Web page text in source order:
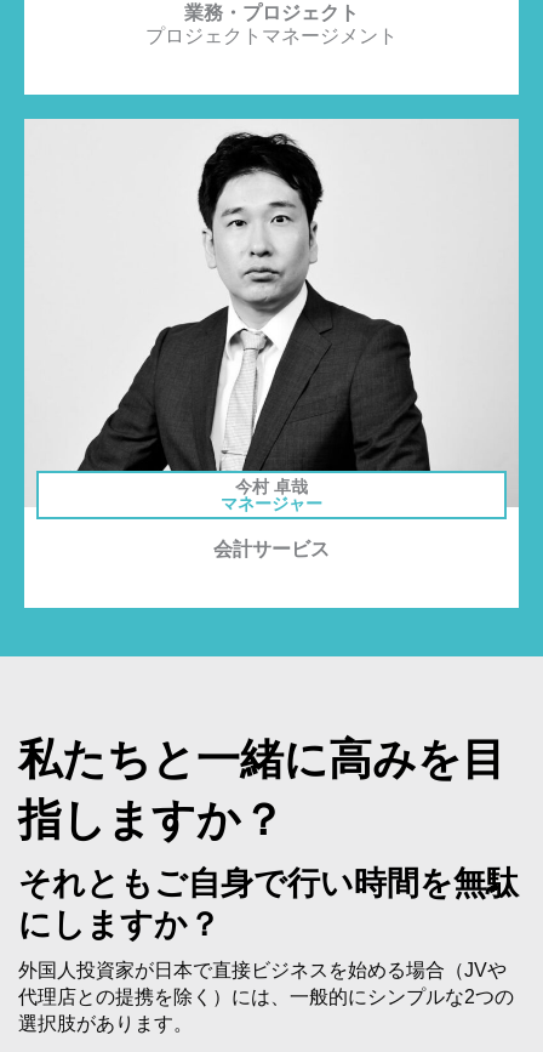
業務・プロジェクト
プロジェクトマネージメント
今村 卓哉
マネージャー
会計サービス
私たちと一緒に高みを目
指しますか？
それともご自身で行い時間を無駄
にしますか？
外国人投資家が日本で直接ビジネスを始める場合（JVや
代理店との提携を除く）には、一般的にシンプルな2つの
選択肢があります。